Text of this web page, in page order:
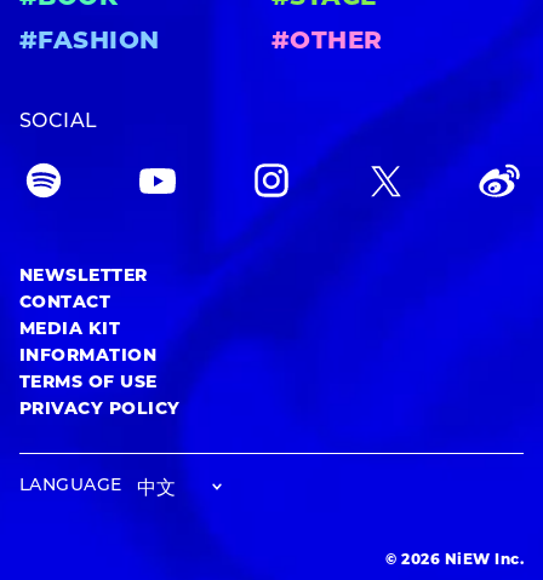
#FASHION
#OTHER
SOCIAL
NEWSLETTER
CONTACT
MEDIA KIT
INFORMATION
TERMS OF USE
PRIVACY POLICY
LANGUAGE
© 2026 NiEW Inc.